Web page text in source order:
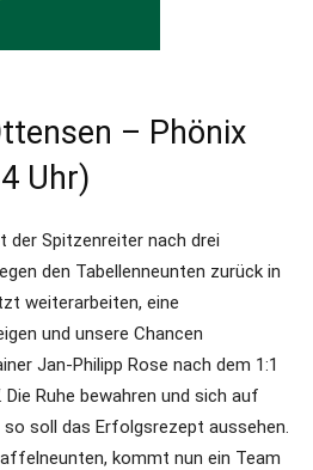
– Phönix
Uhr)
der Spitzenreiter nach drei
den Tabellenneunten zurück in
weiterarbeiten, eine
und unsere Chancen
Jan-Philipp Rose nach dem 1:1
Die Ruhe bewahren und sich auf
soll das Erfolgsrezept aussehen.
kommt nun ein Team